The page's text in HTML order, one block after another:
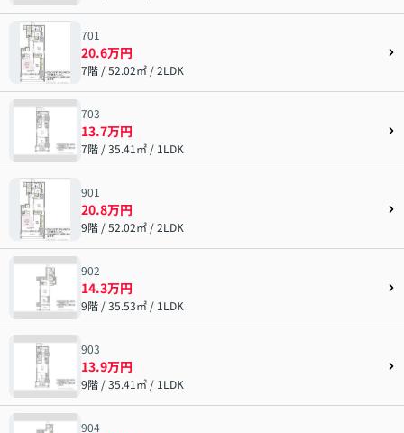
701
20.6万円
7階 / 52.02㎡ / 2LDK
703
13.7万円
7階 / 35.41㎡ / 1LDK
901
20.8万円
9階 / 52.02㎡ / 2LDK
902
14.3万円
9階 / 35.53㎡ / 1LDK
903
13.9万円
9階 / 35.41㎡ / 1LDK
904